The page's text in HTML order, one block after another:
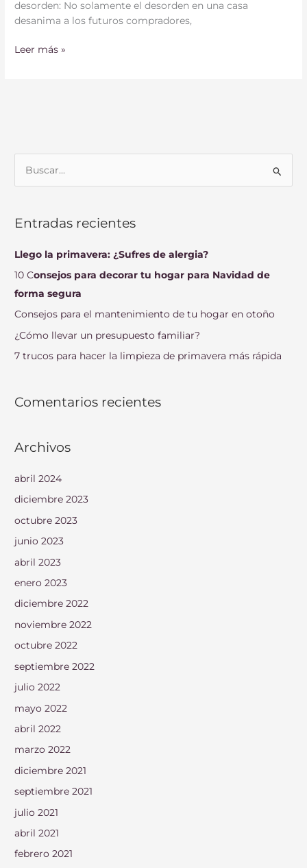
desorden: No solamente el desorden en una casa
desanima a los futuros compradores,
Leer más »
c
r
:
Entradas recientes
Llego la primavera: ¿Sufres de alergia?
10 Consejos para decorar tu hogar para Navidad de
forma segura
Consejos para el mantenimiento de tu hogar en otoño
¿Cómo llevar un presupuesto familiar?
7 trucos para hacer la limpieza de primavera más rápida
Comentarios recientes
Archivos
abril 2024
diciembre 2023
octubre 2023
junio 2023
abril 2023
enero 2023
diciembre 2022
noviembre 2022
octubre 2022
septiembre 2022
julio 2022
mayo 2022
abril 2022
marzo 2022
diciembre 2021
septiembre 2021
julio 2021
abril 2021
febrero 2021